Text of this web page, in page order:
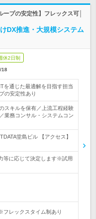
プの安定性】フレックス可│
DX推進・大規模システム
休2日制
18
を通じた最適解を目指す担当
の安定性あり
スキルを保有／上流工程経験
業務コンサル・システムコン
堂島ビル 【アクセス】
等に応じて決定します※試用
レックスタイム制あり